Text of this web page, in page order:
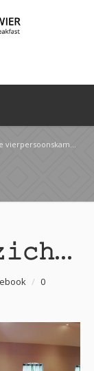
In de maand januari is er nog…
𝙱&𝙱 𝙲𝚊𝚏𝚎́ 𝚅𝚎𝚕𝚍𝚣𝚒𝚌𝚑𝚝 Onze vierpersoonskamer “Master fan Loanstrjitte” In de maand januari is er nog…
/ 0